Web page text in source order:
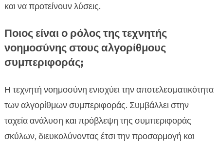
και να προτείνουν λύσεις.
Ποιος είναι ο ρόλος της τεχνητής
νοημοσύνης στους αλγορίθμους
συμπεριφοράς;
Η τεχνητή νοημοσύνη ενισχύει την αποτελεσματικότητα
των αλγορίθμων συμπεριφοράς. Συμβάλλει στην
ταχεία ανάλυση και πρόβλεψη της συμπεριφοράς
σκύλων, διευκολύνοντας έτσι την προσαρμογή και